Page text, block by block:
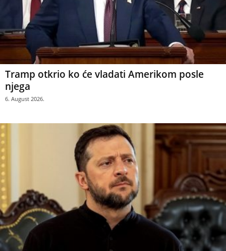
Tramp otkrio ko će vladati Amerikom posle
njega
6. August 2026.